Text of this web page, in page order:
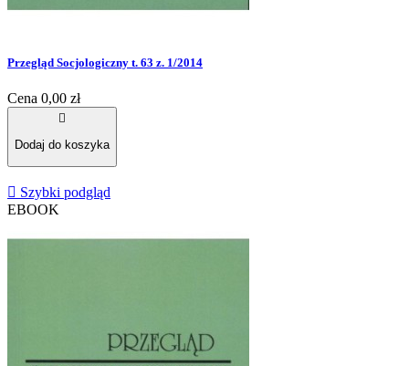
Przegląd Socjologiczny t. 63 z. 1/2014
Cena 0,00 zł

Dodaj do koszyka
 Szybki podgląd
EBOOK